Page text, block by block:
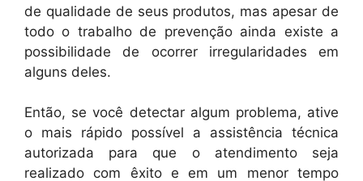
de qualidade de seus produtos, mas apesar de
todo o trabalho de prevenção ainda existe a
possibilidade de ocorrer irregularidades em
alguns deles.
Então, se você detectar algum problema, ative
o mais rápido possível a assistência técnica
autorizada para que o atendimento seja
realizado com êxito e em um menor tempo